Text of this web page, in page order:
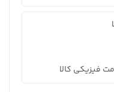
فیزیکی کالا